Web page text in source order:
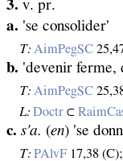
3. v. pr.
a. 'se consolider'
T: AimPegSC
b. 'devenir ferme,
T: AimPegSC
L: Doctr ⊂
c. s'a. (en) 'se
T: PAlvF 17,38